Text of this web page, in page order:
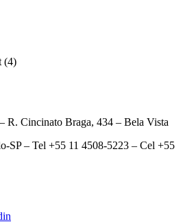
R. Cincinato Braga, 434 – Bela Vista
SP – Tel +55 11 4508-5223 – Cel +55